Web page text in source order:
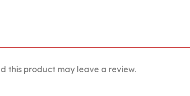
this product may leave a review.